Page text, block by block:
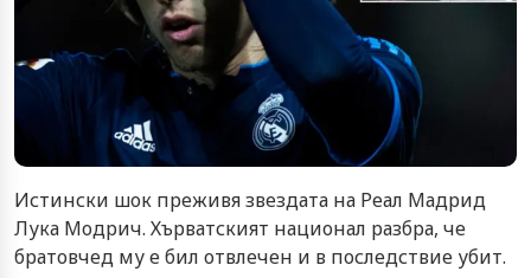
Истински шок преживя звездата на Реал Мадрид
Лука Модрич. Хърватският национал разбра, че
братовчед му е бил отвлечен и в последствие убит.